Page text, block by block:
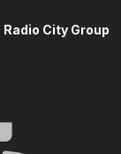
Radio City Group